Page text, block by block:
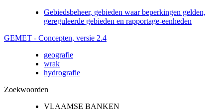
Gebiedsbeheer, gebieden waar beperkingen gelden,
gereguleerde gebieden en rapportage-eenheden
GEMET - Concepten, versie 2.4
geografie
wrak
hydrografie
Zoekwoorden
VLAAMSE BANKEN